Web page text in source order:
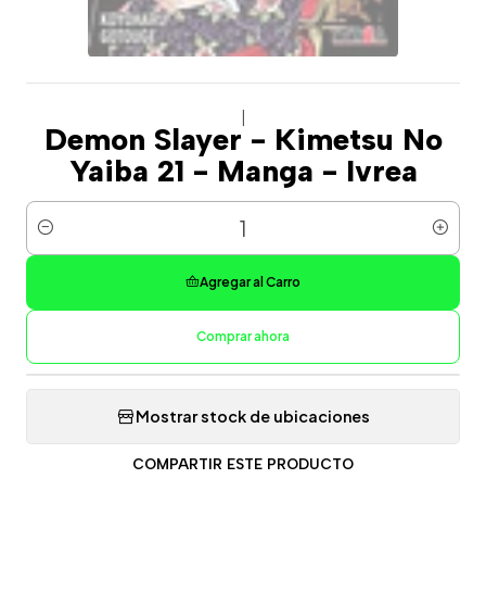
Demon Slayer - Kimetsu No
Yaiba 21 - Manga - Ivrea
Cantidad
Agregar al Carro
Comprar ahora
Mostrar stock de ubicaciones
COMPARTIR ESTE PRODUCTO